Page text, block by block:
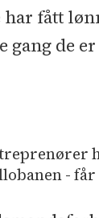
har fått
gang de
-